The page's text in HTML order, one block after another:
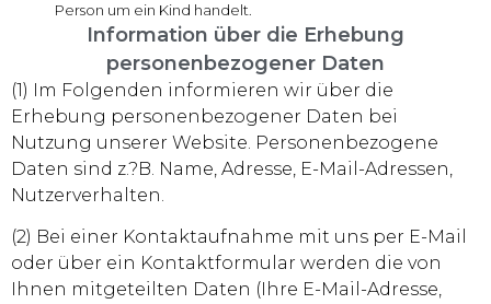
Person um ein Kind handelt.
Information über die Erhebung
personenbezogener Daten
(1) Im Folgenden informieren wir über die
Erhebung personenbezogener Daten bei
Nutzung unserer Website. Personenbezogene
Daten sind z.?B. Name, Adresse, E-Mail-Adressen,
Nutzerverhalten.
(2) Bei einer Kontaktaufnahme mit uns per E-Mail
oder über ein Kontaktformular werden die von
Ihnen mitgeteilten Daten (Ihre E-Mail-Adresse,